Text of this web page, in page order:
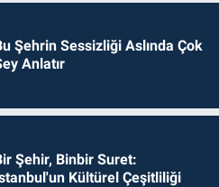
Şehrin Sessizliği Aslında Çok
Anlatır
Şehir, Binbir Suret:
Kültürel Çeşitliliği